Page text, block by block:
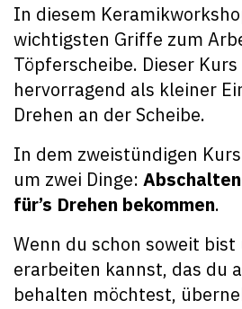
In diesem
wichtigsten Griffe zum
Töpferscheibe. Dieser
hervorragend als kleiner
Drehen an der Scheibe.
In dem zweistündigen
um zwei Dinge:
für’s Drehen bekommen.
Wenn du schon soweit
erarbeiten kannst, das du
behalten möchtest,